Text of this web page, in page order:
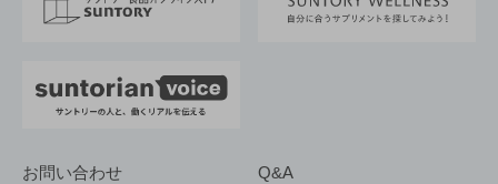
採用情報
お問い合わせ Q&A